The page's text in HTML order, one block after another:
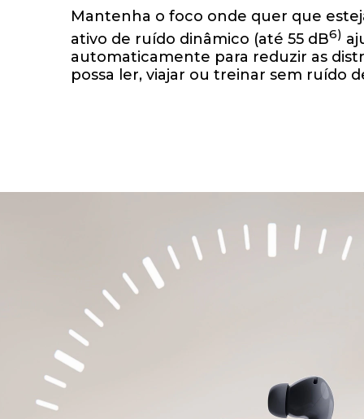
o
f
1
Mantenha o foco onde quer que
ativo de ruído dinâmico (até 55 dB6)
automaticamente para reduzir as
possa ler, viajar ou treinar sem ruído